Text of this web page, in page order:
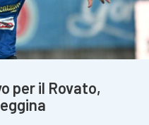
per il Rovato,